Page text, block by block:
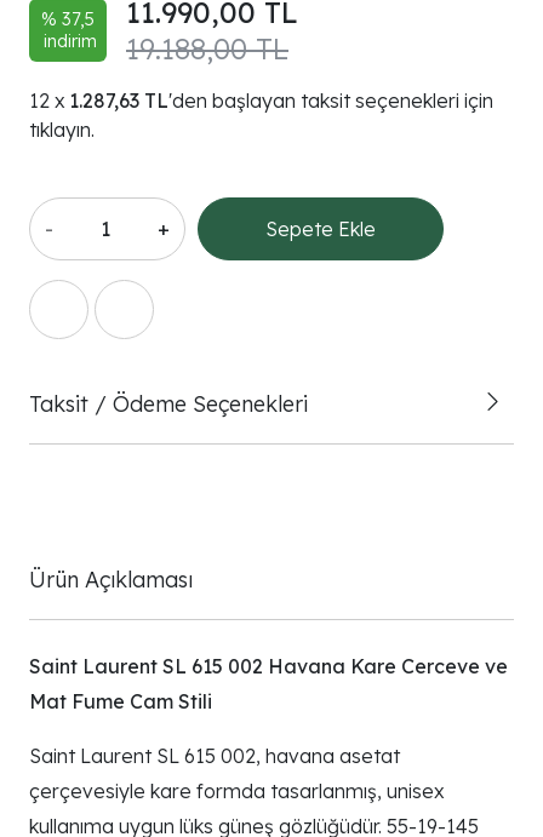
% 37,5
indirim
19.188,00 TL
11.990,00 TL
1.287,63 TL'den başlayan taksit seçenekleri için
tıklayın.
- + Sepete Ekle
Taksit / Ödeme Seçenekleri
Ürün Açıklaması
Saint Laurent SL 615 002 Havana Kare Cerceve ve
Mat Fume Cam Stili
Saint Laurent SL 615 002, havana asetat
çerçevesiyle kare formda tasarlanmış, unisex
kullanıma uygun lüks güneş gözlüğüdür. 55-19-145